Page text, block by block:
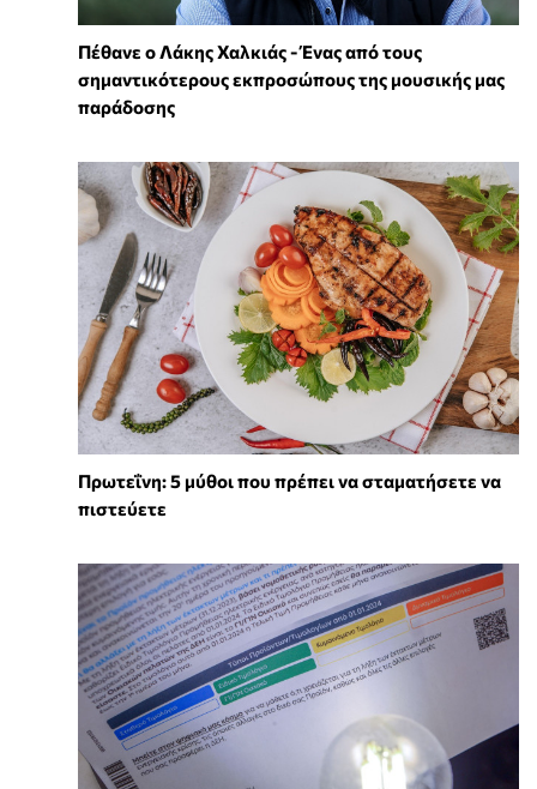
Πέθανε ο Λάκης Χαλκιάς - Ένας από τους
σημαντικότερους εκπροσώπους της μουσικής μας
παράδοσης
Πρωτεΐνη: 5 μύθοι που πρέπει να σταματήσετε να
πιστεύετε